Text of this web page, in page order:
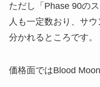
ただし「Phase 90の
人も一定数おり、サ
分かれるところです。
価格面ではBlood